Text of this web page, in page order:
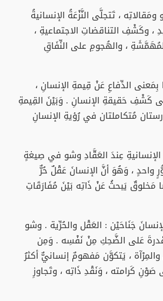
، تَتجلَّى النَّزْعَةُ الإنسانيةُ
، وكَشْفِ التناقضاتِ الاجتماعيةِ ،
، والهُجومِ على النِّفَاقِ
الدِّفاعِ عَنْ قِيمةِ الإنسانِ ،
كَشْفِ حَقيقةِ الإنسانِ . وَبَيْنَ القِيمةِ
مُتكاملتان في رُؤيةِ الإنسانِ
عِندَ العَقَّادِ وشو في صِيغةٍ
واحدٍ ، وَهُوَ أنَّ الإنسانَ عَقْلٌ حُرٌّ
مَخلوقٌ يَبحثُ عَنْ ذَاتِه بَيْنَ مُفَارَقَاتِ
جَنَاحَيْن : العَقْل والحُرِّية . وشو
عَلى الضَّحِكِ مِنْ نَفْسِه . وَمِن
، يَتكوَّن مَفهومٌ إنسانيٌّ أكثرُ
كَرامته ، وَنَقْدِ ذَاتِه ، وتَجاوزِ